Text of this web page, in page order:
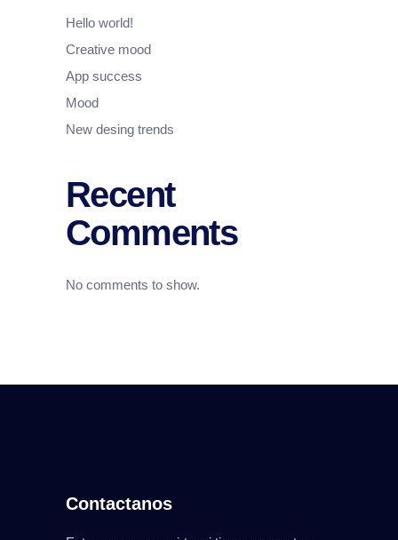
Hello world!
Creative mood
App success
Mood
New desing trends
Recent
Comments
No comments to show.
Contactanos